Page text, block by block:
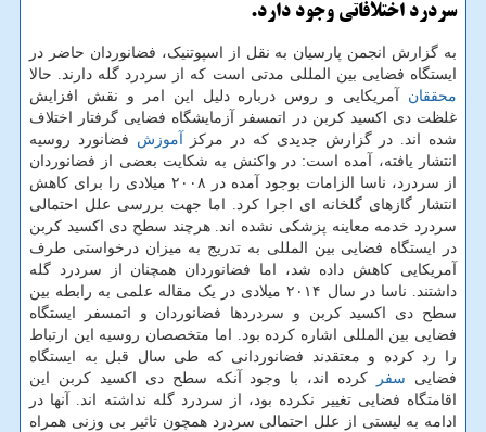
سردرد اختلافاتی وجود دارد.
به گزارش انجمن پارسیان به نقل از اسپوتنیک، فضانوردان حاضر در
ایستگاه فضایی بین المللی مدتی است که از سردرد گله دارند. حالا
محققان آمریکایی و روس درباره دلیل این امر و نقش افزایش
غلظت دی اکسید کربن در اتمسفر آزمایشگاه فضایی گرفتار اختلاف
شده اند. در گزارش جدیدی که در مرکز آموزش فضانورد روسیه
انتشار یافته، آمده است: در واکنش به شکایت بعضی از فضانوردان
از سردرد، ناسا الزامات بوجود آمده در ۲۰۰۸ میلادی را برای کاهش
انتشار گازهای گلخانه ای اجرا کرد. اما جهت بررسی علل احتمالی
سردرد خدمه معاینه پزشکی نشده اند. هرچند سطح دی اکسید کربن
در ایستگاه فضایی بین المللی به تدریج به میزان درخواستی طرف
آمریکایی کاهش داده شد، اما فضانوردان همچنان از سردرد گله
داشتند. ناسا در سال ۲۰۱۴ میلادی در یک مقاله علمی به رابطه بین
سطح دی اکسید کربن و سردردها فضانوردان و اتمسفر ایستگاه
فضایی بین المللی اشاره کرده بود. اما متخصصان روسیه این ارتباط
را رد کرده و معتقدند فضانوردانی که طی سال قبل به ایستگاه
فضایی سفر
کرده اند، با وجود آنکه سطح دی اکسید کربن این
اقامتگاه فضایی تغییر نکرده بود، از سردرد گله نداشته اند. آنها در
ادامه به لیستی از علل احتمالی سردرد همچون تاثیر بی وزنی همراه